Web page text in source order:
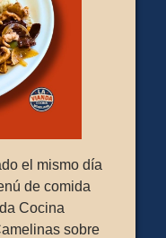
el mismo día
de comida
Cocina
sobre